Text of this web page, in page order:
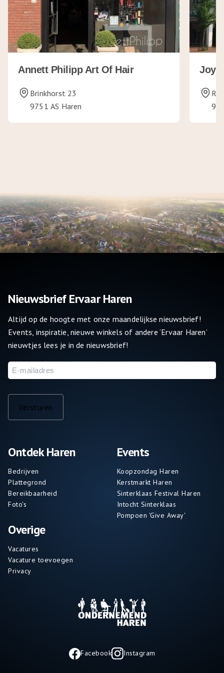
Annett Philipp Art Of Hair
Brinkhorst 23
9751 AS Haren
Joy
Ontdek Haren
Bedrijven
Plattegrond
Bereikbaarheid
Foto's
Overige
Vacatures
Vacature toevoegen
Privacy
Events
Koopzondag Haren
Kerstmarkt Haren
Sinterklaas Festival Haren
Intocht Sinterklaas
Pompoen 'Give Away'
Nieuwsbrief Ervaar Haren
Altijd op de hoogte met onze maandelijkse nieuwsbrief!
Events, inspiratie, nieuwe winkels of andere ‘Ervaar Haren’
nieuwtjes lees je in de nieuwsbrief!
E-
mailadres
Versturen
Facebook Instagram